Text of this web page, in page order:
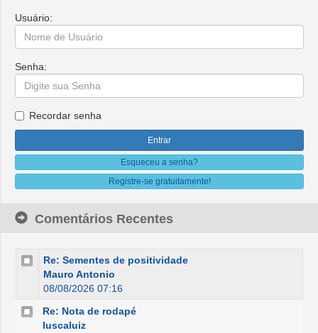
Usuário:
Senha:
Recordar senha
Esqueceu a senha?
Registre-se gratuitamente!
Comentários Recentes
Re: Sementes de positividade
Mauro Antonio
08/08/2026 07:16
Re: Nota de rodapé
luscaluiz